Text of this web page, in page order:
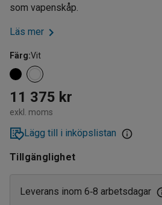
som vapenskåp.
Läs mer
Färg:Vit
11 375 kr
exkl. moms
Lägg till i inköpslistan
Tillgänglighet
Leverans inom 6‑8 arbetsdagar